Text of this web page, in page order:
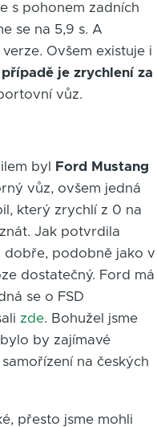
s pohonem zadních
se na 5,9 s. A
Ovšem existuje i
je zrychlení za
vůz.
byl
Ford Mustang
vůz, ovšem jedná
který zrychlí z 0 na
Jak potvrdila
dobře, podobně jako v
dostatečný. Ford má
se o FSD
zde. Bohužel jsme
by zajímavé
na českých
přesto jsme mohli